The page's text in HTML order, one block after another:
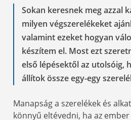
Sokan keresnek meg azzal
milyen végszerelékeket
valamint ezeket hogyan
készítem el. Most ezt
első lépésektől az utolsóig,
állítok össze egy-egy
Manapság a szerelékek és
könnyű eltévedni, ha az